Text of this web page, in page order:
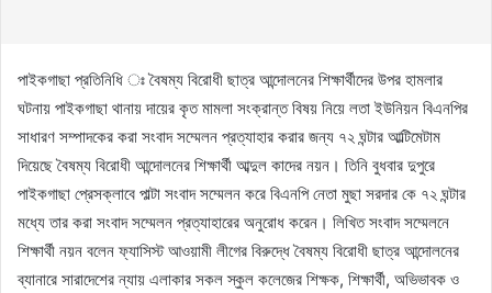
পাইকগাছা প্রতিনিধি ঃ বৈষম্য বিরোধী ছাত্র আন্দোলনের শিক্ষার্থীদের উপর হামলার
ঘটনায় পাইকগাছা থানায় দায়ের কৃত মামলা সংক্রান্ত বিষয় নিয়ে লতা ইউনিয়ন বিএনপির
সাধারণ সম্পাদকের করা সংবাদ সম্মেলন প্রত্যাহার করার জন্য ৭২ ঘন্টার আল্টিমেটাম
দিয়েছে বৈষম্য বিরোধী আন্দোলনের শিক্ষার্থী আব্দুল কাদের নয়ন। তিনি বুধবার দুপুরে
পাইকগাছা প্রেসক্লাবে পাল্টা সংবাদ সম্মেলন করে বিএনপি নেতা মুছা সরদার কে ৭২ ঘন্টার
মধ্যে তার করা সংবাদ সম্মেলন প্রত্যাহারের অনুরোধ করেন। লিখিত সংবাদ সম্মেলনে
শিক্ষার্থী নয়ন বলেন ফ্যাসিস্ট আওয়ামী লীগের বিরুদ্ধে বৈষম্য বিরোধী ছাত্র আন্দোলনের
ব্যানারে সারাদেশের ন্যায় এলাকার সকল স্কুল কলেজের শিক্ষক, শিক্ষার্থী, অভিভাবক ও